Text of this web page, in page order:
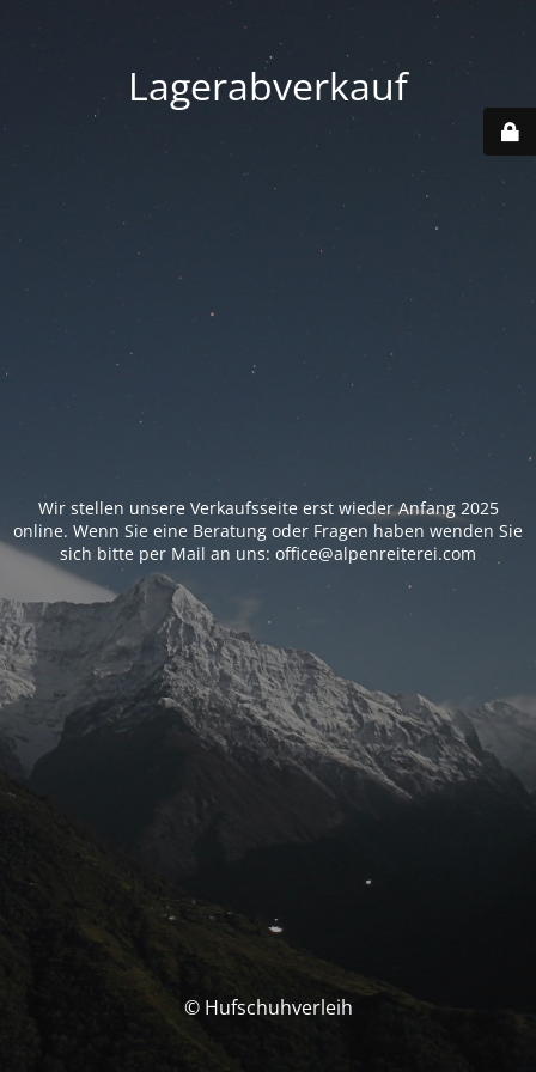
Lagerabverkauf
Wir stellen unsere Verkaufsseite erst wieder Anfang 2025
online. Wenn Sie eine Beratung oder Fragen haben wenden Sie
sich bitte per Mail an uns: office@alpenreiterei.com
© Hufschuhverleih